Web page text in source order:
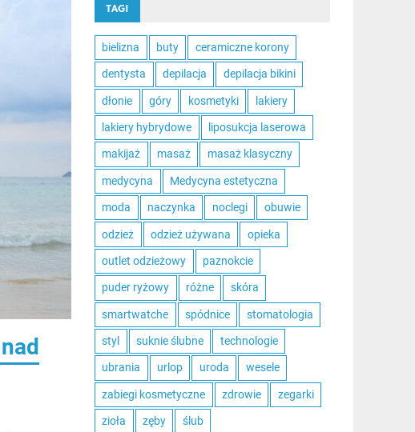
TAGI
bielizna buty ceramiczne korony
dentysta depilacja depilacja bikini
dłonie góry kosmetyki lakiery
lakiery hybrydowe liposukcja laserowa
makijaż masaż masaż klasyczny
medycyna Medycyna estetyczna
moda naczynka noclegi obuwie
odzież odzież używana opieka
outlet odzieżowy paznokcie
puder ryżowy różne skóra
smartwatche spódnice stomatologia
styl suknie ślubne technologie
ubrania urlop uroda wesele
zabiegi kosmetyczne zdrowie zegarki
zioła zęby ślub